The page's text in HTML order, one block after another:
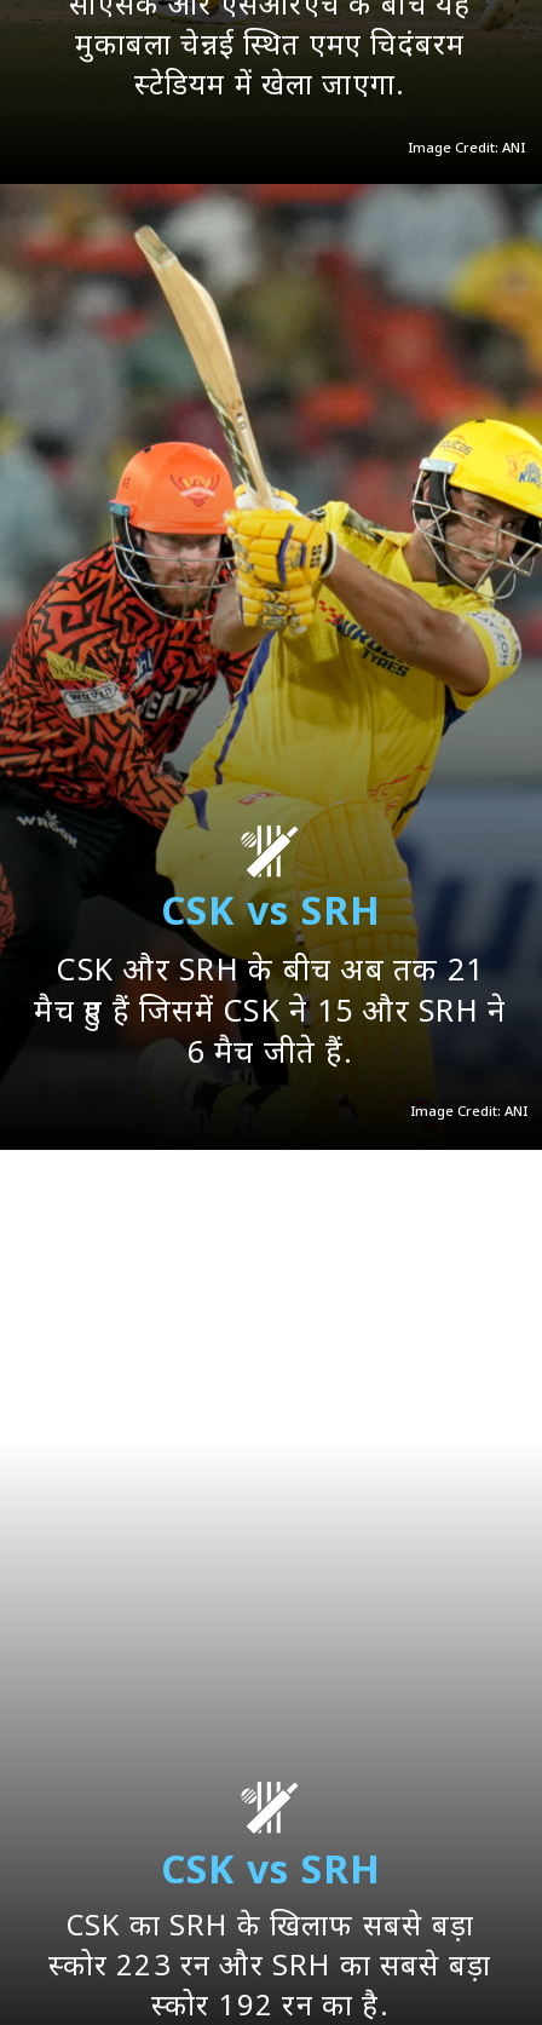
Image Credit: ANI
मुकाबला चेन्नई स्थित एमए चिदंबरम
स्टेडियम में खेला जाएगा.
Image Credit: ANI
CSK vs SRH
CSK और SRH के बीच अब तक 21
मैच हुए हैं जिसमें CSK ने 15 और SRH ने
6 मैच जीते हैं.
CSK vs SRH
CSK का SRH के खिलाफ सबसे बड़ा
स्कोर 223 रन और SRH का सबसे बड़ा
स्कोर 192 रन का है.